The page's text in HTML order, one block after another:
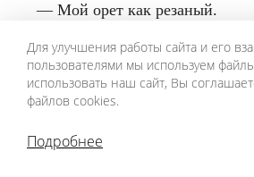
— Мой орет как резаный.
— Сбегаю. Алена с ним
Сергей Андреевич
приблизился к механизму.
тихо прошел. Приостановился,
— Опять техника чудит, —
Для улучшения работы сайта и его
пользователями мы используем
использовать наш сайт, Вы
файлов cookies.
Подробнее